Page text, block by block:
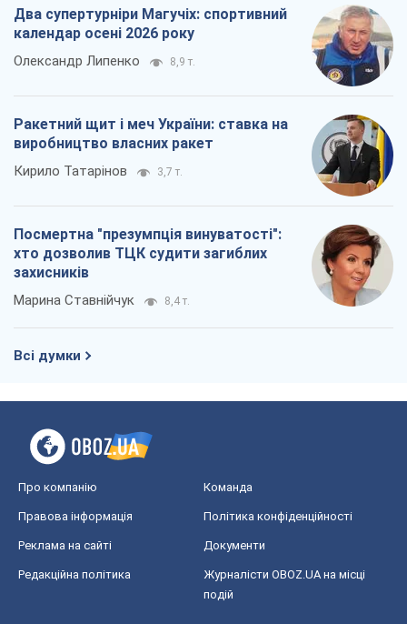
Два супертурніри Магучіх: спортивний
календар осені 2026 року
Олександр Липенко 8,9 т.
Ракетний щит і меч України: ставка на
виробництво власних ракет
Кирило Татарінов 3,7 т.
Посмертна "презумпція винуватості":
хто дозволив ТЦК судити загиблих
захисників
Марина Ставнійчук 8,4 т.
Всі думки
Про компанію Команда
Правова інформація Політика конфіденційності
Реклама на сайті Документи
Редакційна політика
Журналісти OBOZ.UA на місці
подій